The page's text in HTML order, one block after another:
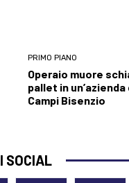
PRIMO PIANO
Operaio muore
pallet in
Campi Bisenzio
SOCIAL